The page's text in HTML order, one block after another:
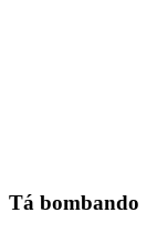
Tá bombando